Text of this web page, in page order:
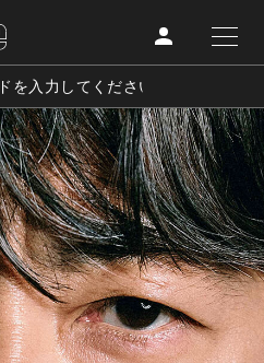
しなやかに生きるハイエンド
ルイシュー満載のメディア。
チャーに溺愛、未知の幅広い
積んだ経験、知見を余裕をも
プレゼント
インテリア
アイメイク